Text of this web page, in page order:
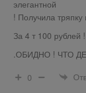
элегантной
! Получила тряпку
За 4 т 100 рублей
.ОБИДНО ! ЧТО
0